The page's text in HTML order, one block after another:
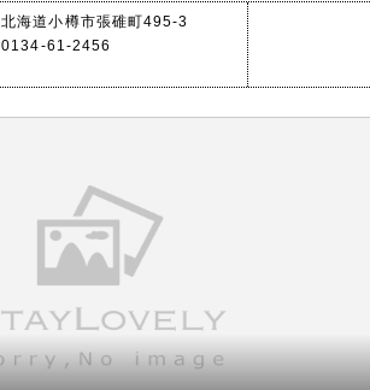
北海道小樽市張碓町495-3
0134-61-2456